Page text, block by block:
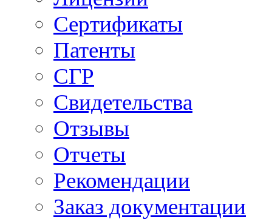
Сертификаты
Патенты
СГР
Свидетельства
Отзывы
Отчеты
Рекомендации
Заказ документации